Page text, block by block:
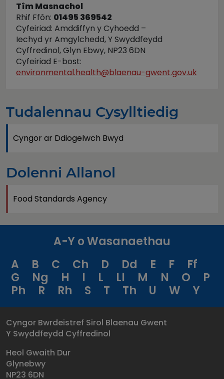
Tîm Masnachol
Rhif Ffôn: 01495 369542
Cyfeiriad: Amddiffyn y Cyhoedd –
Iechyd yr Amgylchedd, Y Swyddfeydd
Cyffredinol, Glyn Ebwy, NP23 6DN
Cyfeiriad E-bost:
environmental.health@blaenau-gwent.gov.uk
Tudalennau Cysylltiedig
Cyngor ar Ddiogelwch Bwyd
Dolenni Allanol
Food Standards Agency
A-Y o Wasanaethau
A
B C Ch D Dd E F
Ff
G
Ng H I L Ll M N O
P
Ph
R Rh S T Th U W Y
Cyngor Bwrdeistref Sirol Blaenau Gwent
Y Swyddfeydd Cyffredinol
Heol Gwaith Dur
Glynebwy
NP23 6DN